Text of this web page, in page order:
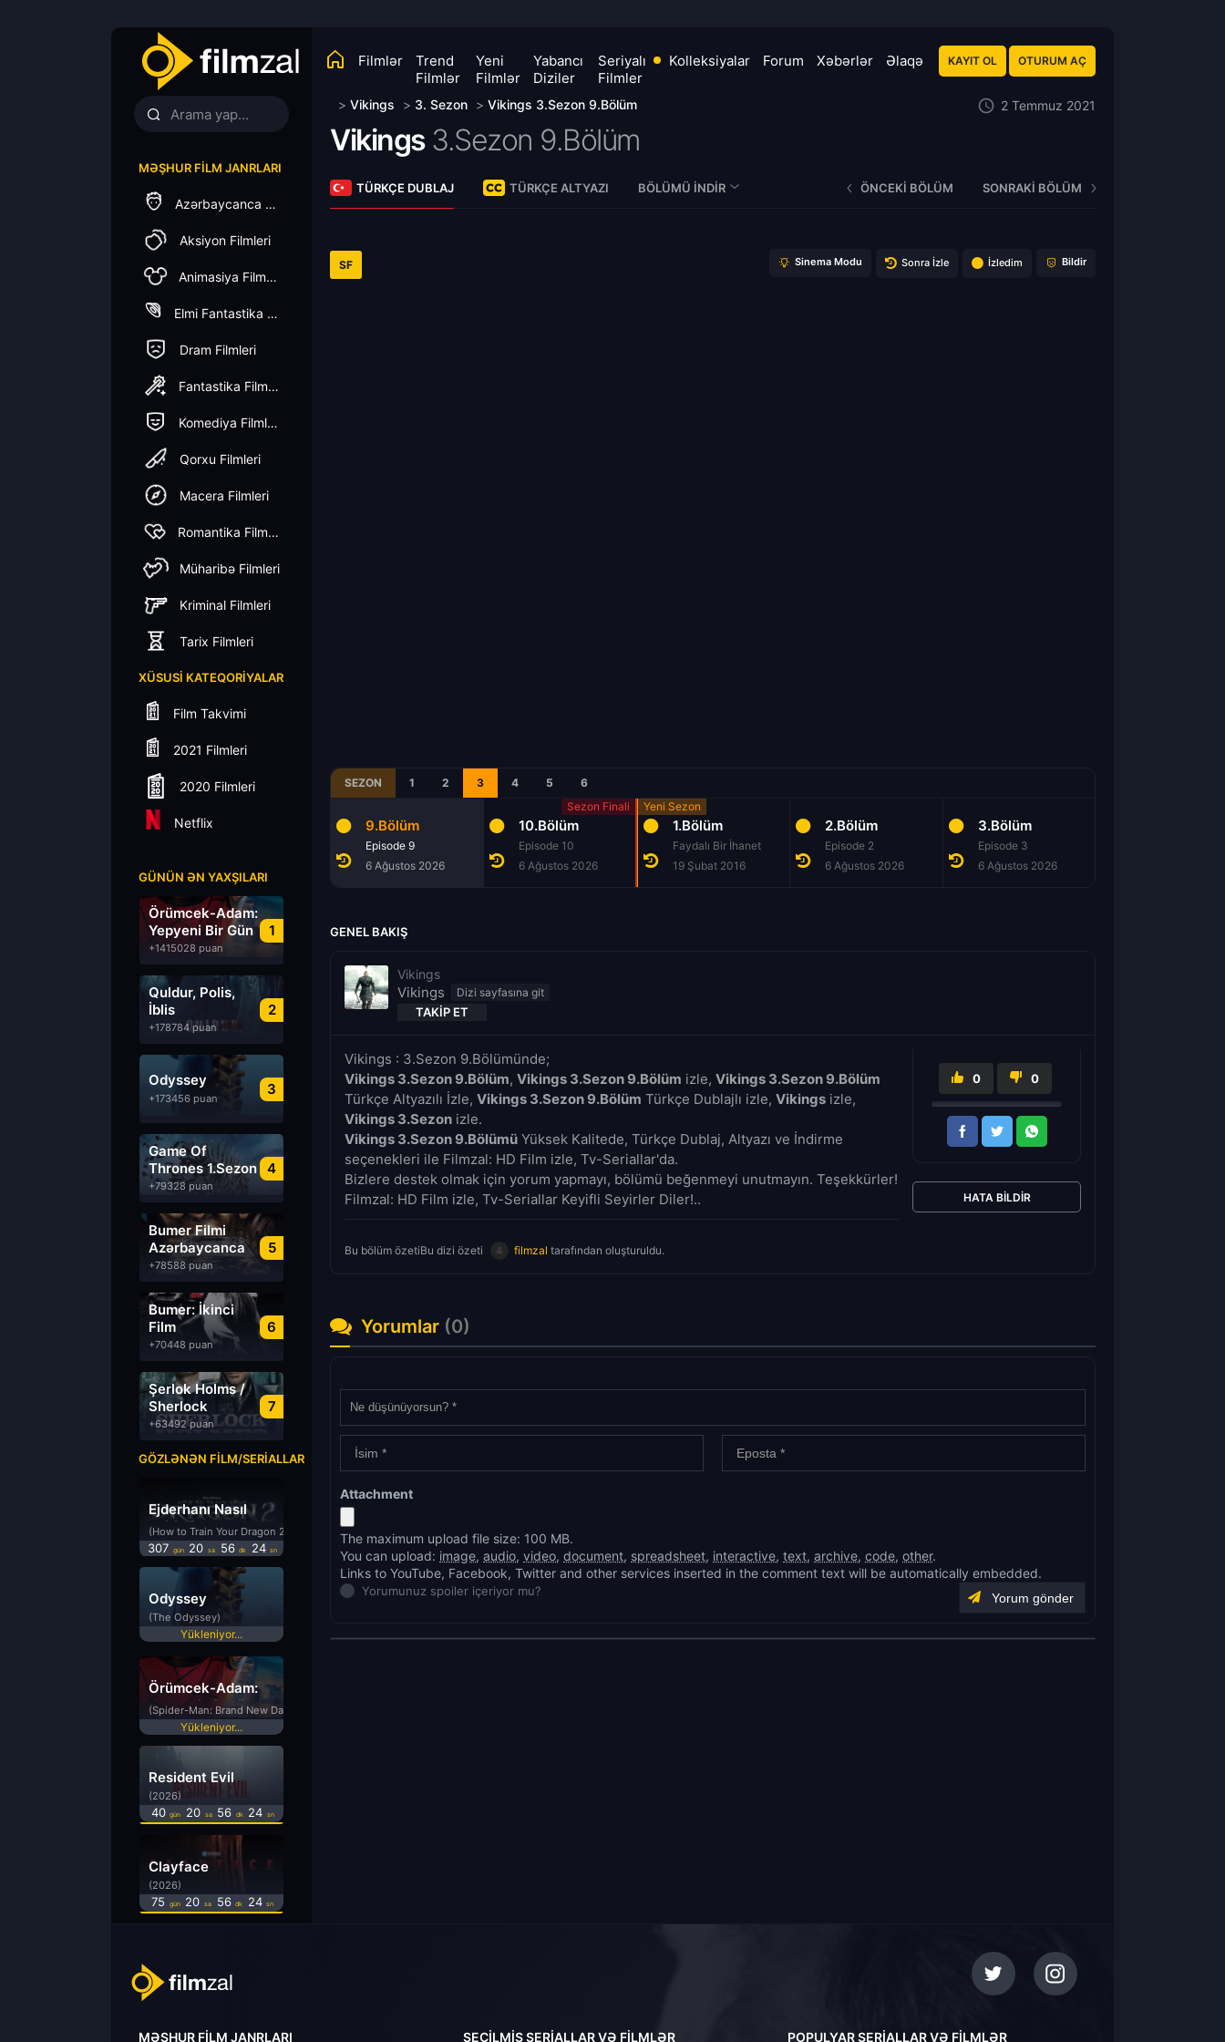
Filmlər
Trend
Filmlər
Yeni
Filmlər
Yabancı
Diziler
Seriyalı
Filmler
Kolleksiyalar Forum Xəbərlər Əlaqə KAYIT OL OTURUM AÇ
MƏŞHUR FILM JANRLARI
Azərbaycanca Dublaj
Aksiyon Filmleri
Animasiya Filmleri
Elmi Fantastika Filmleri
Dram Filmleri
Fantastika Filmleri
Komediya Filmleri
Qorxu Filmleri
Macera Filmleri
Romantika Filmleri
Müharibə Filmleri
Kriminal Filmleri
Tarix Filmleri
XÜSUSI KATEQORIYALAR
Film Takvimi
2021 Filmleri
2020 Filmleri
Netflix
GÜNÜN ƏN YAXŞILARI
1
Örümcek-Adam:
Yepyeni Bir Gün
+1415028 puan
2
Quldur, Polis,
İblis
+178784 puan
3
Odyssey
+173456 puan
4
Game Of
Thrones 1.Sezon
Türkçe Dublaj
izle
+79328 puan
5
Bumer Filmi
Azərbaycanca
Dublyaj izle
+78588 puan
6
Bumer: İkinci
Film
Azərbaycanca
Dublyaj izle
+70448 puan
7
Şerlok Holms /
Sherlock
Holmes
+63492 puan
GÖZLƏNƏN FILM/SERIALLAR
Ejderhanı Nasıl
Eğitirsin 2
(How to Train Your Dragon 2)
307 gün 20 sa 56 dk 23 sn
Odyssey
(The Odyssey)
Yükleniyor...
Örümcek-Adam:
Yepyeni Bir Gün
(Spider-Man: Brand New Day)
Yükleniyor...
Resident Evil
(2026)
40 gün 20 sa 56 dk 23 sn
Clayface
(2026)
75 gün 20 sa 56 dk 23 sn
> Vikings > 3. Sezon > Vikings 3.Sezon 9.Bölüm 2 Temmuz 2021
Vikings 3.Sezon 9.Bölüm
TÜRKÇE DUBLAJ TÜRKÇE ALTYAZI BÖLÜMÜ İNDIR ÖNCEKI BÖLÜM SONRAKI BÖLÜM
SF Sinema Modu Sonra İzle İzledim Bildir
SEZON 1 2 3 4 5 6
9.Bölüm
Episode 9
6 Ağustos 2026
10.Bölüm
Episode 10
6 Ağustos 2026
1.Bölüm
Faydalı Bir İhanet
19 Şubat 2016
2.Bölüm
Episode 2
6 Ağustos 2026
3.Bölüm
Episode 3
6 Ağustos 2026
GENEL BAKIŞ
Vikings
Vikings
TAKIP ET
Vikings : 3.Sezon 9.Bölümünde;
Vikings 3.Sezon 9.Bölüm, Vikings 3.Sezon 9.Bölüm izle, Vikings 3.Sezon 9.Bölüm
Türkçe Altyazılı İzle, Vikings 3.Sezon 9.Bölüm Türkçe Dublajlı izle, Vikings izle,
Vikings 3.Sezon izle.
Vikings 3.Sezon 9.Bölümü Yüksek Kalitede, Türkçe Dublaj, Altyazı ve İndirme
seçenekleri ile Filmzal: HD Film izle, Tv-Seriallar'da.
Bizlere destek olmak için yorum yapmayı, bölümü beğenmeyi unutmayın. Teşekkürler!
Filmzal: HD Film izle, Tv-Seriallar Keyifli Seyirler Diler!..
Bu bölüm özetiBu dizi özeti filmzal tarafından oluşturuldu.
0 0
HATA BILDIR
Yorumlar (0)
Attachment
The maximum upload file size: 100 MB.
You can upload: image, audio, video, document, spreadsheet, interactive, text, archive, code, other.
Links to YouTube, Facebook, Twitter and other services inserted in the comment text will be automatically embedded.
Yorumunuz spoiler içeriyor mu?
MƏŞHUR FILM JANRLARI SEÇILMIŞ SERIALLAR VƏ FILMLƏR POPULYAR SERIALLAR VƏ FILMLƏR